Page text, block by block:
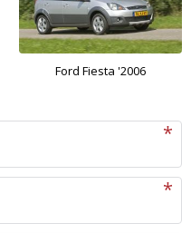
Ford Fiesta '2006